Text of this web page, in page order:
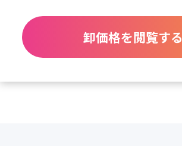
卸価格を閲覧する